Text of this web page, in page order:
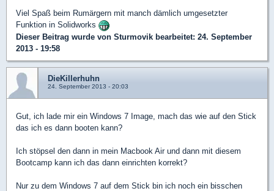
Viel Spaß beim Rumärgern mit manch dämlich umgesetzter
Funktion in Solidworks
Dieser Beitrag wurde von Sturmovik bearbeitet: 24. September
2013 - 19:58
DieKillerhuhn
24. September 2013 - 20:03
Gut, ich lade mir ein Windows 7 Image, mach das wie auf den Stick
das ich es dann booten kann?
Ich stöpsel den dann in mein Macbook Air und dann mit diesem
Bootcamp kann ich das dann einrichten korrekt?
Nur zu dem Windows 7 auf dem Stick bin ich noch ein bisschen